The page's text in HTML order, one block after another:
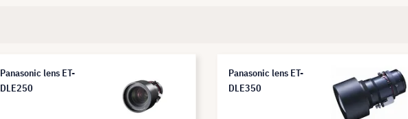
Panasonic lens ET-
DLE250
Panasonic lens ET-
DLE350